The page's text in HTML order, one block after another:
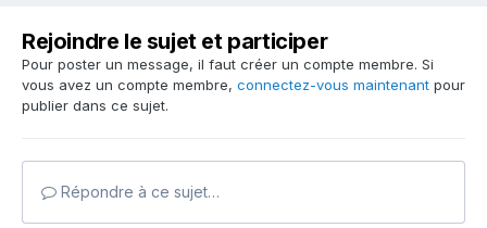
Rejoindre le sujet et participer
Pour poster un message, il faut créer un compte membre. Si
vous avez un compte membre, connectez-vous maintenant pour
publier dans ce sujet.
Répondre à ce sujet…